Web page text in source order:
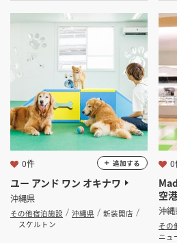
坪数
坪 ～
フリーワード
検索する
ユー アンド ワン オキナワ
沖縄県
その他宿泊施設 沖縄県
新装開店
スケルトン
0件 追加する
空港
沖
その
ニュ
0